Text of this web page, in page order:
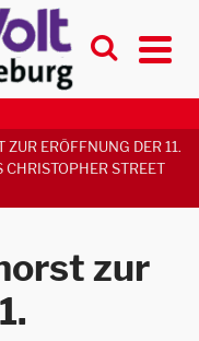
ERÖFFNUNG DER 11.
CHRISTOPHER STREET
zur